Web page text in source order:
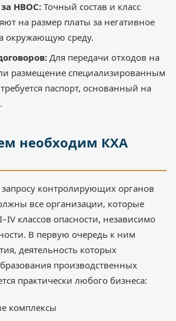
НВОС: Точный состав и класс
на размер платы за негативное
окружающую среду.
Для передачи отходов на
размещение специализированным
паспорт, основанный на
необходим КХА
запросу контролирующих органов
все организации, которые
классов опасности, независимо
В первую очередь к ним
деятельность которых
производственных
практически любого бизнеса:
комплексы